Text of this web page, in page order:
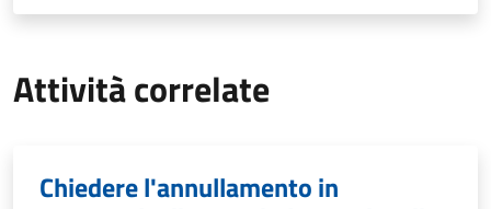
Attività correlate
Chiedere l'annullamento in